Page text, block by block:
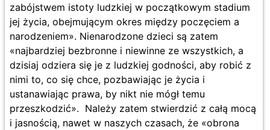
zabójstwem istoty ludzkiej w początkowym stadium
jej życia, obejmującym okres między poczęciem a
narodzeniem». Nienarodzone dzieci są zatem
«najbardziej bezbronne i niewinne ze wszystkich, a
dzisiaj odziera się je z ludzkiej godności, aby robić z
nimi to, co się chce, pozbawiając je życia i
ustanawiając prawa, by nikt nie mógł temu
przeszkodzić». Należy zatem stwierdzić z całą mocą
i jasnością, nawet w naszych czasach, że «obrona